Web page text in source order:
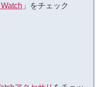
」をチェック